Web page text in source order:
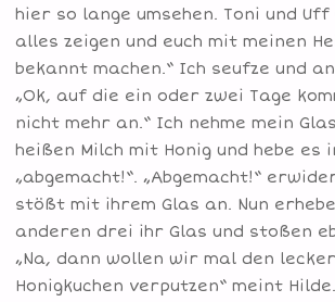
hier so lange umsehen. Toni und
alles zeigen und euch mit meinen
bekannt machen.“ Ich seufze und
„Ok, auf die ein oder zwei Tage
nicht mehr an.“ Ich nehme mein
heißen Milch mit Honig und hebe es
„abgemacht!“. „Abgemacht!“
stößt mit ihrem Glas an. Nun
anderen drei ihr Glas und stoßen
„Na, dann wollen wir mal den
Honigkuchen verputzen“ meint